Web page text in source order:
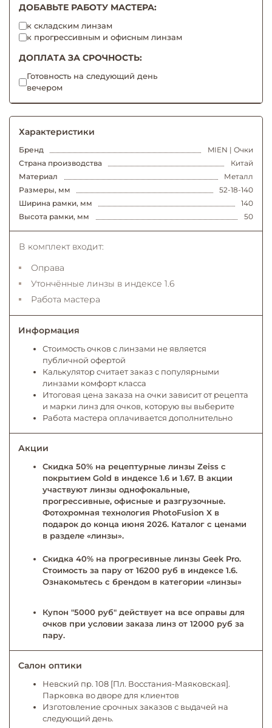
ДОБАВЬТЕ РАБОТУ МАСТЕРА:
к складским линзам
к прогрессивным и офисным линзам
ДОПЛАТА ЗА СРОЧНОСТЬ:
Готовность на следующий день
вечером
Характеристики
Бренд
MIEN | Очки
Страна производства
Китай
Материал
Металл
Размеры, мм
52-18-140
Ширина рамки, мм
140
Высота рамки, мм
50
В комплект входит:
Оправа
Утончённые линзы в индексе 1.6
Работа мастера
Информация
Стоимость очков с линзами не является
публичной офертой
Калькулятор считает заказ с популярными
линзами комфорт класса
Итоговая цена заказа на очки зависит от рецепта
и марки линз для очков, которую вы выберите
Работа мастера оплачивается дополнительно
Акции
Скидка 50% на рецептурные линзы Zeiss с
покрытием Gold в индексе 1.6 и 1.67. В акции
участвуют линзы однофокальные,
прогрессивные, офисные и разгрузочные.
Фотохромная технология PhotoFusion X в
подарок до конца июня 2026. Каталог с ценами
в разделе «линзы».
Скидка 40% на прогресивные линзы Geek Pro.
Стоимость за пару от 16200 руб в индексе 1.6.
Ознакомьтесь с брендом в категории «линзы»
Купон "5000 руб" действует на все оправы для
очков при условии заказа линз от 12000 руб за
пару.
Салон оптики
Невский пр. 108 [Пл. Восстания-Маяковская].
Парковка во дворе для клиентов
Изготовление срочных заказов с выдачей на
следующий день.